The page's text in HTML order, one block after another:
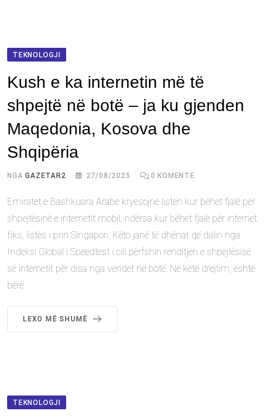
TEKNOLOGJI
Kush e ka internetin më të
shpejtë në botë – ja ku gjenden
Maqedonia, Kosova dhe
Shqipëria
NGAGAZETAR2 27/08/2025 0 KOMENTE
Emiratet e Bashkuara Arabe kryesojnë listën kur bëhet fjalë për
shpejtësinë e internetit mobil, ndërsa kur bëhet fjalë për internet
fiks, listës i prin Singapori. Këto janë të dhënat që dalin nga
Indeksi Global i Speedtest i cili përfshin renditjen e shpejtësisë
së internetit për disa nga vendet në botë. Në këtë drejtim, është
bërë
LEXO MË SHUMË
TEKNOLOGJI